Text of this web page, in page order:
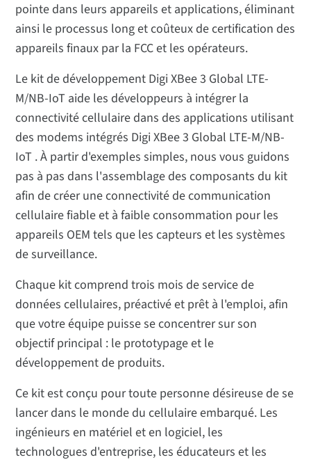
pointe dans leurs appareils et applications, éliminant
ainsi le processus long et coûteux de certification des
appareils finaux par la FCC et les opérateurs.
Le kit de développement Digi XBee 3 Global LTE-
M/NB-IoT aide les développeurs à intégrer la
connectivité cellulaire dans des applications utilisant
des modems intégrés Digi XBee 3 Global LTE-M/NB-
IoT . À partir d'exemples simples, nous vous guidons
pas à pas dans l'assemblage des composants du kit
afin de créer une connectivité de communication
cellulaire fiable et à faible consommation pour les
appareils OEM tels que les capteurs et les systèmes
de surveillance.
Chaque kit comprend trois mois de service de
données cellulaires, préactivé et prêt à l'emploi, afin
que votre équipe puisse se concentrer sur son
objectif principal : le prototypage et le
développement de produits.
Ce kit est conçu pour toute personne désireuse de se
lancer dans le monde du cellulaire embarqué. Les
ingénieurs en matériel et en logiciel, les
technologues d'entreprise, les éducateurs et les